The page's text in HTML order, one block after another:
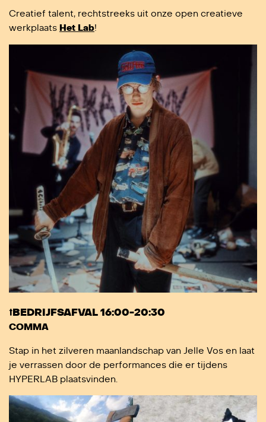
Creatief talent, rechtstreeks uit onze open creatieve
werkplaats Het Lab!
⭡BEDRIJFSAFVAL 16:00-20:30
COMMA
Stap in het zilveren maanlandschap van Jelle Vos en laat
je verrassen door de performances die er tijdens
HYPERLAB plaatsvinden.